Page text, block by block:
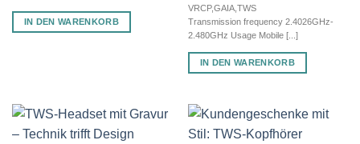
IN DEN WARENKORB
VRCP,GAIA,TWS
Transmission frequency 2.4026GHz-
2.480GHz Usage Mobile [...]
IN DEN WARENKORB